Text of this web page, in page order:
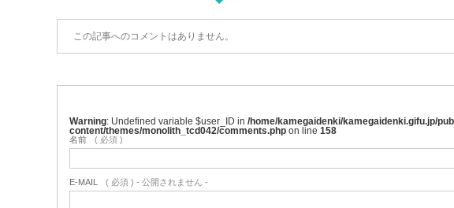
この記事へのコメントはありません。
Warning : Undefined variable $user_ID in /home/kamegaidenki/kamegaidenki.gifu.jp/
content/themes/monolith_tcd042/comments.php on line 158
名前 ( 必須 )
E-MAIL ( 必須 ) - 公開されません -